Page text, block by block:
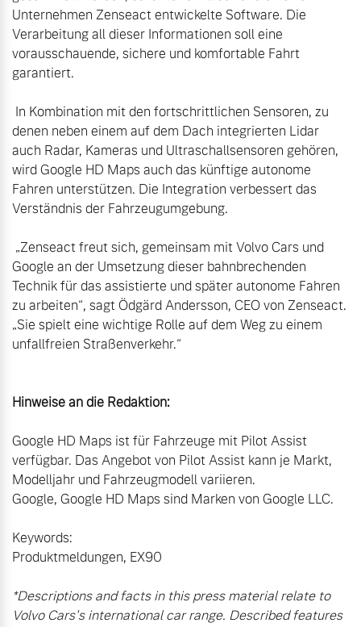
Unternehmen Zenseact entwickelte Software. Die
Verarbeitung all dieser Informationen soll eine
vorausschauende, sichere und komfortable Fahrt
garantiert.
denen neben einem auf dem Dach integrierten Lidar
auch Radar, Kameras und Ultraschallsensoren gehören,
wird Google HD Maps auch das künftige autonome
Fahren unterstützen. Die Integration verbessert das
Verständnis der Fahrzeugumgebung.
Google an der Umsetzung dieser bahnbrechenden
Technik für das assistierte und später autonome Fahren
zu arbeiten“, sagt Ödgärd Andersson, CEO von Zenseact.
„Sie spielt eine wichtige Rolle auf dem Weg zu einem
unfallfreien Straßenverkehr.“
Hinweise an die Redaktion:
Google HD Maps ist für Fahrzeuge mit Pilot Assist
verfügbar. Das Angebot von Pilot Assist kann je Markt,
Modelljahr und Fahrzeugmodell variieren.
Google, Google HD Maps sind Marken von Google LLC.
Keywords:
*Descriptions and facts in this press material relate to
Volvo Cars's international car range. Described features